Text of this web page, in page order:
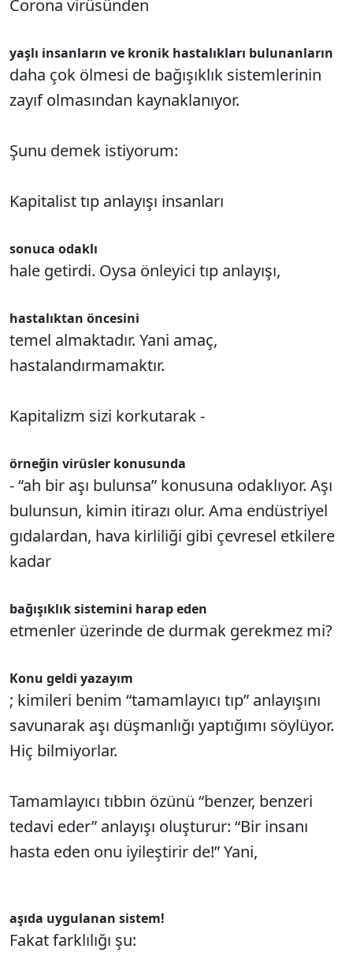
Corona virüsünden
yaşlı insanların ve kronik hastalıkları bulunanların
daha çok ölmesi de bağışıklık sistemlerinin
zayıf olmasından kaynaklanıyor.
Şunu demek istiyorum:
Kapitalist tıp anlayışı insanları
sonuca odaklı
hale getirdi. Oysa önleyici tıp anlayışı,
hastalıktan öncesini
temel almaktadır. Yani amaç,
hastalandırmamaktır.
Kapitalizm sizi korkutarak -
örneğin virüsler konusunda
- “ah bir aşı bulunsa” konusuna odaklıyor. Aşı
bulunsun, kimin itirazı olur. Ama endüstriyel
gıdalardan, hava kirliliği gibi çevresel etkilere
kadar
bağışıklık sistemini harap eden
etmenler üzerinde de durmak gerekmez mi?
Konu geldi yazayım
; kimileri benim “tamamlayıcı tıp” anlayışını
savunarak aşı düşmanlığı yaptığımı söylüyor.
Hiç bilmiyorlar.
Tamamlayıcı tıbbın özünü “benzer, benzeri
tedavi eder” anlayışı oluşturur: “Bir insanı
hasta eden onu iyileştirir de!” Yani,
aşıda uygulanan sistem!
Fakat farklılığı şu: